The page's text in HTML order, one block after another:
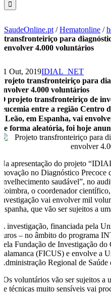
SaudeOnline.pt /Hematonline /
transfronteiriço para
envolver 4.000 voluntários
11 Out, 2019IDIAL_NET
Projeto transfronteiriço para
envolver 4.000 voluntários
O projeto transfronteiriço de
leucemia entre a região Centro
e Leão, em Espanha, vai
de forma aleatória, foi hoje
Na apresentação do projeto
Inovação no Diagnóstico Precoce
envelhecimento saudável”, no
Coimbra, o coordenador
investigação vai envolver mil
Espanha, que vão ser sujeitos a
A investigação, financiada pela
euros – no âmbito do programa
pela Fundação de Investigação
Salamanca (FICUS) e envolve a
Administração Regional de Saúde
“Os voluntários vão ser sujeitos a
de técnicas muito sensíveis vai